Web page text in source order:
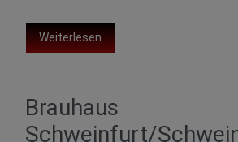
Weiterlesen
Brauhaus
Schweinfurt/